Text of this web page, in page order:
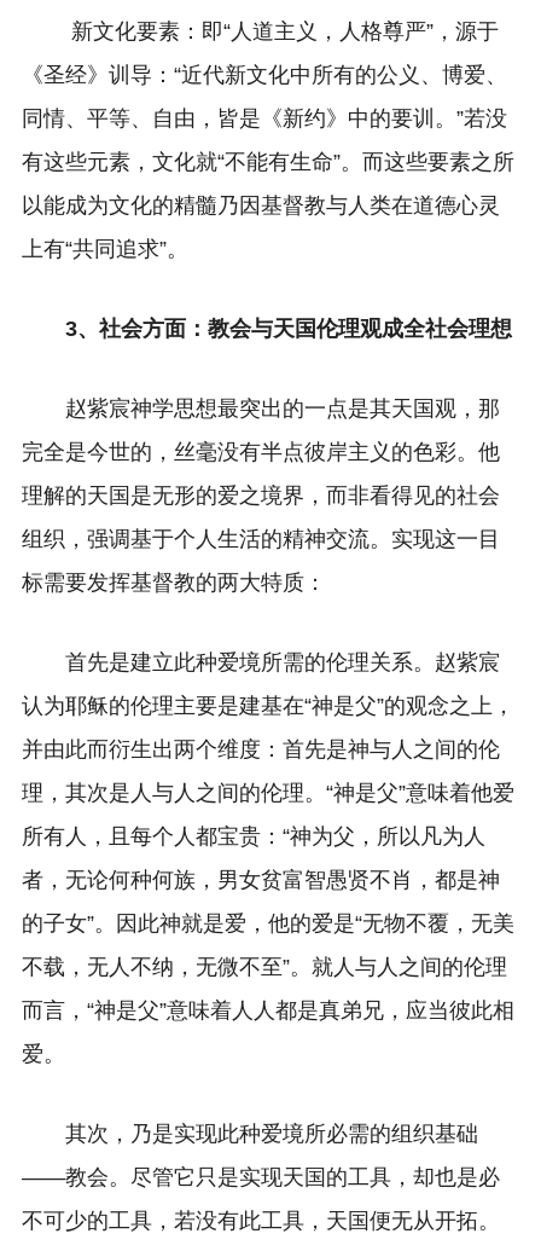
新文化要素：即“人道主义，人格尊严”，源于
《圣经》训导：“近代新文化中所有的公义、博爱、
同情、平等、自由，皆是《新约》中的要训。”若没
有这些元素，文化就“不能有生命”。而这些要素之所
以能成为文化的精髓乃因基督教与人类在道德心灵
上有“共同追求”。
3、社会方面：教会与天国伦理观成全社会理想
赵紫宸神学思想最突出的一点是其天国观，那
完全是今世的，丝毫没有半点彼岸主义的色彩。他
理解的天国是无形的爱之境界，而非看得见的社会
组织，强调基于个人生活的精神交流。实现这一目
标需要发挥基督教的两大特质：
首先是建立此种爱境所需的伦理关系。赵紫宸
认为耶稣的伦理主要是建基在“神是父”的观念之上，
并由此而衍生出两个维度：首先是神与人之间的伦
理，其次是人与人之间的伦理。“神是父”意味着他爱
所有人，且每个人都宝贵：“神为父，所以凡为人
者，无论何种何族，男女贫富智愚贤不肖，都是神
的子女”。因此神就是爱，他的爱是“无物不覆，无美
不载，无人不纳，无微不至”。就人与人之间的伦理
而言，“神是父”意味着人人都是真弟兄，应当彼此相
爱。
其次，乃是实现此种爱境所必需的组织基础
——教会。尽管它只是实现天国的工具，却也是必
不可少的工具，若没有此工具，天国便无从开拓。